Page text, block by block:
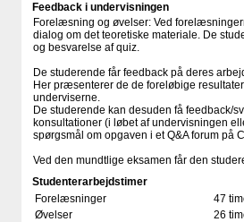
Feedback i undervisningen
Forelæsning og øvelser: Ved
dialog om det teoretiske materiale. De
og besvarelse af quiz.
De studerende får feedback på deres
Her præsenterer de de foreløbige
underviserne.
De studerende kan desuden få feedback/
konsultationer (i løbet af undervisningen
spørgsmål om opgaven i et Q&A forum på
Ved den mundtlige eksamen får den
Studenterarbejdstimer
Forelæsninger
47
Øvelser
26